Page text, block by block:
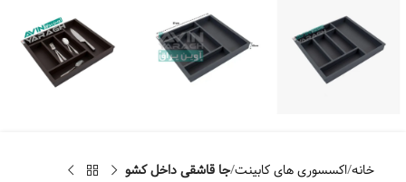
خانه اکسسوری های کابینت جا قاشقی داخل کشو